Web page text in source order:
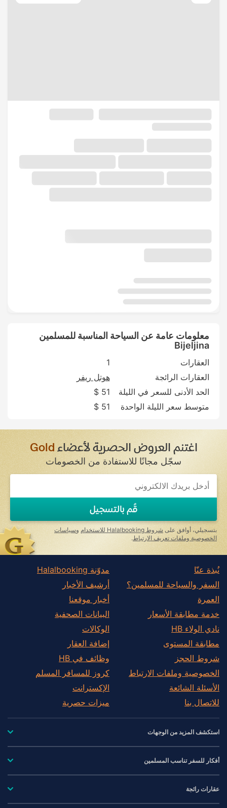
معلومات عامة عن السياحة المناسبة للمسلمين
Bijeljina
العقارات
1
العقارات الرائجة
هوتل ريفر
الحد الأدنى للسعر في الليلة
51 $
متوسط سعر الليلة الواحدة
51 $
اغتنم العروض الحصرية لأعضاءGold
سجّل مجانًا للاستفادة من الخصومات
قُم بالتسجيل
بتسجيلي، أوافق على شروط Halalbooking للاستخدام وسياسات
الخصوصية وملفات تعريف الارتباط .
نُبذة عنّا
السفر والسياحة للمسلمين؟
العمرة
خدمة مطابقة الأسعار
نادي الولاء HB
مطابقة المستوى
شروط الحجز
الخصوصية وملفات الارتباط
الأسئلة الشائعة
للاتصال بنا
مدوّنة Halalbooking
أرشيف الأخبار
أخبار موقعنا
البيانات الصحفية
الوكالات
إضافة العقار
وظائف في HB
كروز للمسافر المسلم
الإكسترانت
ميزات حصرية
استكشف المزيد من الوجهات
أفكار للسفر تناسب المسلمين
عقارات رائجة